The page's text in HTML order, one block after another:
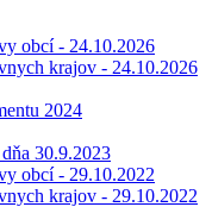
obcí - 24.10.2026
krajov - 24.10.2026
2024
30.9.2023
obcí - 29.10.2022
krajov - 29.10.2022